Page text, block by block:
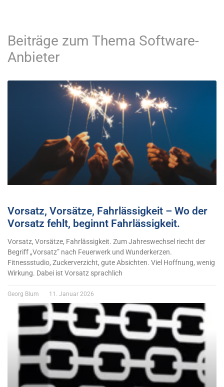
Beiträge zum Thema Software-
Anbieter
Vorsatz, Vorsätze, Fahrlässigkeit – Wo der
Vorsatz fehlt, beginnt Fahrlässigkeit.
Vorsatz, Vorsätze, Fahrlässigkeit. Zum Jahreswechsel riecht der
Begriff „Vorsatz” nach Feuerwerk und Wunderkerzen.
Fitnessstudio, Zuckerverzicht, gute Absichten. Viel Hoffnung, wenig
Wirkung. Dabei ist Vorsatz sprachlich
Georg Blum 11. Januar 2026